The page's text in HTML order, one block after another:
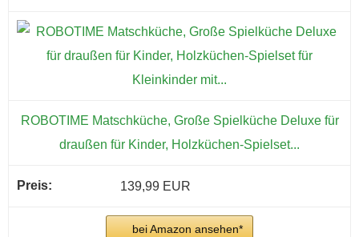
ROBOTIME Matschküche, Große Spielküche Deluxe für
draußen für Kinder, Holzküchen-Spielset...
139,99 EUR
bei Amazon ansehen*